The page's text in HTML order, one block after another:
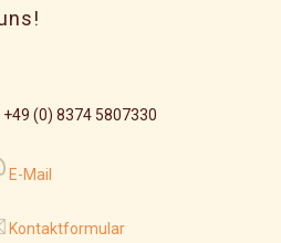
+49 (0) 8374 5807330
E-Mail
Kontaktformular